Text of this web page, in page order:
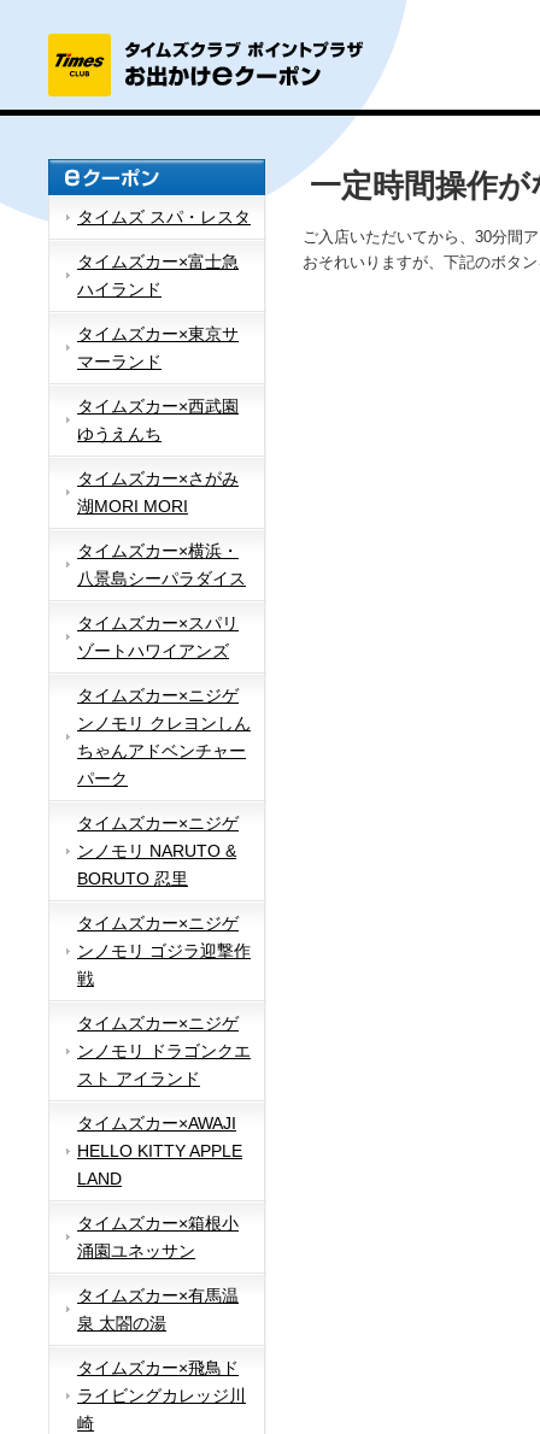
タイムズ スパ・レスタ
タイムズカー×富士急
ハイランド
タイムズカー×東京サ
マーランド
タイムズカー×西武園
ゆうえんち
タイムズカー×さがみ
湖MORI MORI
タイムズカー×横浜・
八景島シーパラダイス
タイムズカー×スパリ
ゾートハワイアンズ
タイムズカー×ニジゲ
ンノモリ クレヨンしん
ちゃんアドベンチャー
パーク
タイムズカー×ニジゲ
ンノモリ NARUTO &
BORUTO 忍里
タイムズカー×ニジゲ
ンノモリ ゴジラ迎撃作
戦
タイムズカー×ニジゲ
ンノモリ ドラゴンクエ
スト アイランド
タイムズカー×AWAJI
HELLO KITTY APPLE
LAND
タイムズカー×箱根小
涌園ユネッサン
タイムズカー×有馬温
泉 太閤の湯
タイムズカー×飛鳥ド
ライビングカレッジ川
崎
一定時間操作
ご入店いただいてから、30分間
おそれいりますが、下記のボタ